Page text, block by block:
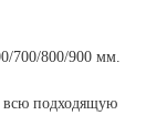
700/800/900 мм.
всю подходящую